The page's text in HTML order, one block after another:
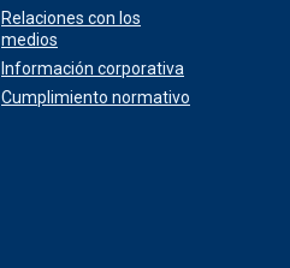
Relaciones con los
medios
Información corporativa
Cumplimiento normativo